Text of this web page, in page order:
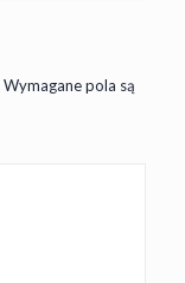
Wymagane pola są